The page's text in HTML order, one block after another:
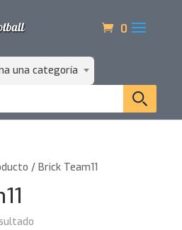
0
una categoría
/ Brick Team11